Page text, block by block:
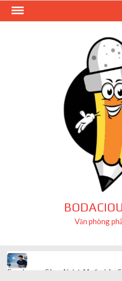
Skip
Văn phòng
Freelancer Công Nghệ Muốn Lên